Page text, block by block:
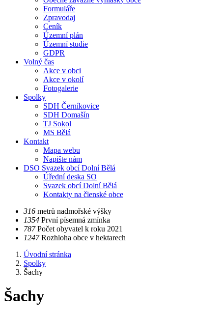
Formuláře
Zpravodaj
Ceník
Územní plán
Územní studie
GDPR
Volný čas
Akce v obci
Akce v okolí
Fotogalerie
Spolky
SDH Černíkovice
SDH Domašín
TJ Sokol
MS Bělá
Kontakt
Mapa webu
Napište nám
DSO Svazek obcí Dolní Bělá
Úřední deska SO
Svazek obcí Dolní Bělá
Kontakty na členské obce
​​316 metrů nadmořské výšky
​​1354 První písemná zmínka
​​787 Počet obyvatel k roku 2021
​​1247 Rozhloha obce v hektarech
Úvodní stránka
Spolky
Šachy
Šachy